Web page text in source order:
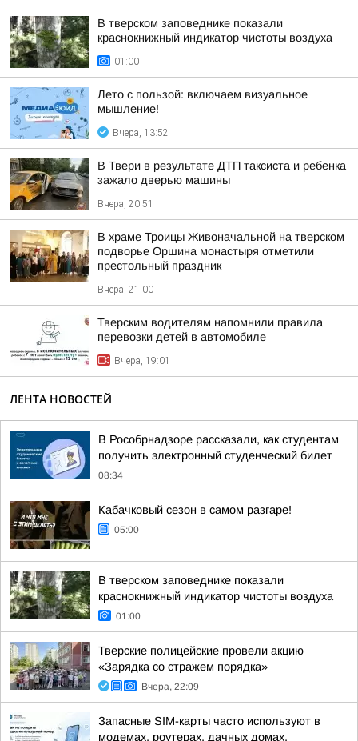
В тверском заповеднике показали
краснокнижный индикатор чистоты воздуха
01:00
Лето с пользой: включаем визуальное
мышление!
Вчера, 13:52
В Твери в результате ДТП таксиста и ребенка
зажало дверью машины
Вчера, 20:51
В храме Троицы Живоначальной на тверском
подворье Оршина монастыря отметили
престольный праздник
Вчера, 21:00
Тверским водителям напомнили правила
перевозки детей в автомобиле
Вчера, 19:01
ЛЕНТА НОВОСТЕЙ
В Рособрнадзоре рассказали, как студентам
получить электронный студенческий билет
08:34
Кабачковый сезон в самом разгаре!
05:00
В тверском заповеднике показали
краснокнижный индикатор чистоты воздуха
01:00
Тверские полицейские провели акцию
«Зарядка со стражем порядка»
Вчера, 22:09
Запасные SIM-карты часто используют в
модемах, роутерах, дачных домах,